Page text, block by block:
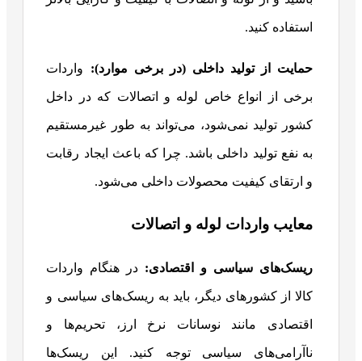
استفاده کنید.
حمایت از تولید داخلی (در برخی موارد): واردات
برخی از انواع خاص لوله و اتصالات که در داخل
کشور تولید نمی‌شود، می‌تواند به طور غیرمستقیم
به نفع تولید داخلی باشد. چرا که باعث ایجاد رقابت
و ارتقای کیفیت محصولات داخلی می‌شود.
معایب واردات لوله و اتصالات
ریسک‌های سیاسی و اقتصادی: در هنگام واردات
کالا از کشورهای دیگر، باید به ریسک‌های سیاسی و
اقتصادی مانند نوسانات نرخ ارز، تحریم‌ها و
ناآرامی‌های سیاسی توجه کنید. این ریسک‌ها